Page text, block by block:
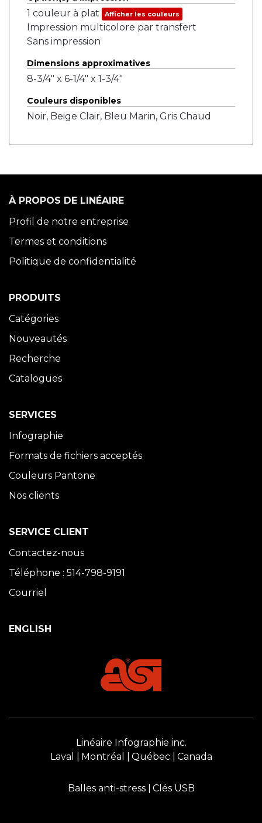
1 couleur à plat Afficher les couleurs
Impression multicolore par transfert
Sans impression
Dimensions approximatives
8-3/4" x 6-1/4" x 1-3/4"
Couleurs disponibles
Noir, Beige Clair, Bleu Marin, Gris Chaud
À PROPOS DE LINÉAIRE
Profil de notre entreprise
Termes et conditions
Politique de confidentialité
PRODUITS
Catégories
Nouveautés
Recherche
Catalogues
SERVICES
Infographie
Formats de fichiers acceptés
Couleurs Pantone
Nos clients
SERVICE CLIENT
Contactez-nous
Téléphone : 514-798-9191
Courriel
ENGLISH
Linéaire Infographie inc.
Laval
Montréal Québec Canada
Balles anti-stress Clés USB